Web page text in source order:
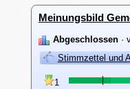
Meinungsbild
Abgeschlossen·
Stimmzettel und
1